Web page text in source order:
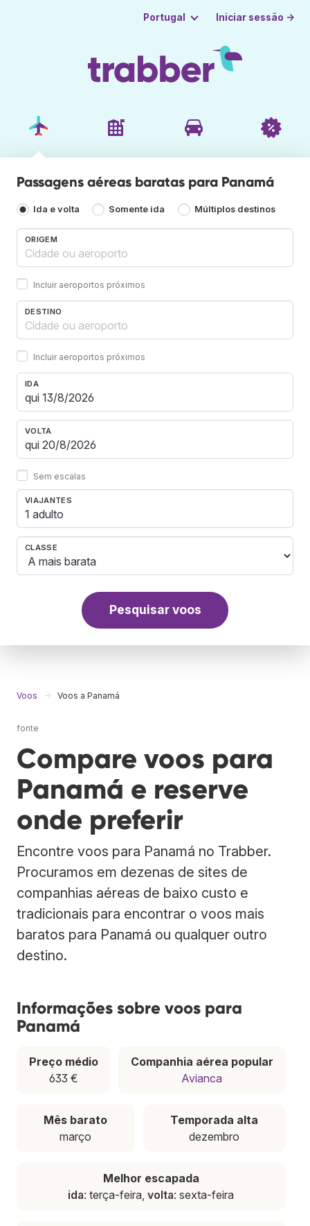
Portugal Iniciar sessão →
Passagens aéreas baratas para Panamá
Ida e volta Somente ida Múltiplos destinos
ORIGEM
Incluir aeroportos próximos
DESTINO
Incluir aeroportos próximos
IDA
VOLTA
Sem escalas
VIAJANTES
1 adulto
CLASSE
Pesquisar voos
Voos Voos a Panamá
fonte
Compare voos para
Panamá e reserve
onde preferir
Encontre voos para Panamá no Trabber.
Procuramos em dezenas de sites de
companhias aéreas de baixo custo e
tradicionais para encontrar o voos mais
baratos para Panamá ou qualquer outro
destino.
Informações sobre voos para
Panamá
Preço médio
633 €
Companhia aérea popular
Avianca
Mês barato
março
Temporada alta
dezembro
Melhor escapada
ida: terça-feira, volta: sexta-feira